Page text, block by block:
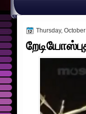
Thursday,